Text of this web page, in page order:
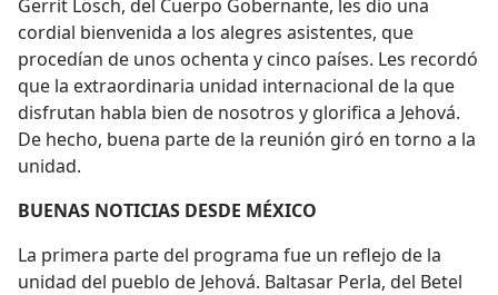
Gerrit Lösch, del Cuerpo Gobernante, les dio una
cordial bienvenida a los alegres asistentes, que
procedían de unos ochenta y cinco países. Les recordó
que la extraordinaria unidad internacional de la que
disfrutan habla bien de nosotros y glorifica a Jehová.
De hecho, buena parte de la reunión giró en torno a la
unidad.
BUENAS NOTICIAS DESDE MÉXICO
La primera parte del programa fue un reflejo de la
unidad del pueblo de Jehová. Baltasar Perla, del Betel